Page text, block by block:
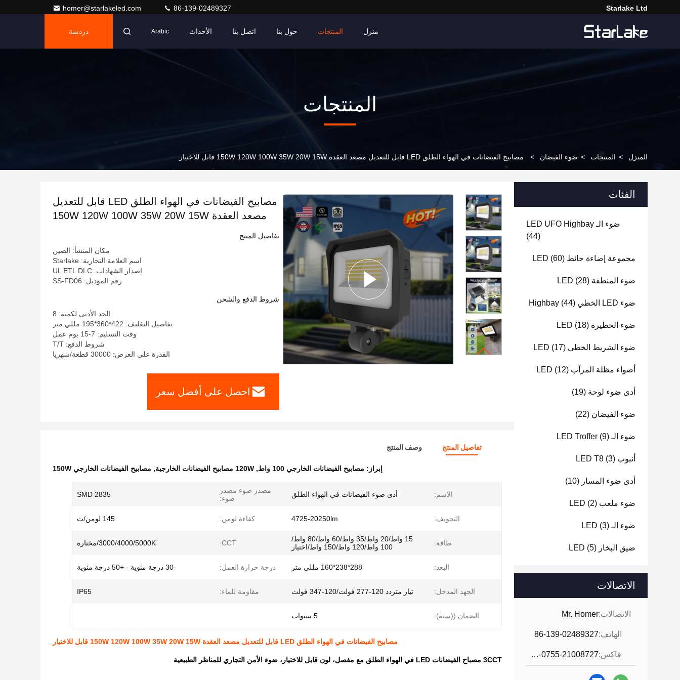
Starlake Ltd
homer@starlakeled.com 86-139-02489327
منزل المنتجات حول بنا اتصل بنا الأحداث Arabic دردشة
المنتجات
المنزل > المنتجات > ضوء الفيضان > مصابيح الفيضانات في الهواء الطلق LED قابل للتعديل مصعد العقدة 150W 120W 100W 35W 20W 15W قابل للاختيار
الفئات
ضوء الـ LED UFO Highbay
(44)
مجموعة إضاءة حائط LED (60)
ضوء المنطقة LED (28)
ضوء LED الخطي Highbay (44)
ضوء الحظيرة LED (18)
ضوء الشريط الخطي LED (17)
أضواء مظلة المرآب LED (12)
أدى ضوء لوحة (19)
ضوء الفيضان (22)
ضوء الـ LED Troffer (9)
أنبوب LED T8 (3)
أدى ضوء المسار (10)
ضوء ملعب LED (2)
ضوء الـ LED (3)
ضيق البخار LED (5)
الاتصالات
الاتصالات:Mr. Homer
الهاتف:86-139-02489327
فاكس: 86-0755-21008727
مصابيح الفيضانات في الهواء الطلق LED قابل للتعديل
مصعد العقدة 150W 120W 100W 35W 20W 15W
تفاصيل المنتج
مكان المنشأ: الصين
اسم العلامة التجارية: Starlake
إصدار الشهادات: UL ETL DLC
رقم الموديل: SS-FD06
شروط الدفع والشحن
الحد الأدنى لكمية: 8
تفاصيل التغليف: 422*360*195 مللي متر
وقت التسليم: 7-15 يوم عمل
شروط الدفع: T/T
القدرة على العرض: 30000 قطعة/شهريا
احصل على أفضل سعر
تفاصيل المنتج وصف المنتج
إبراز: مصابيح الفيضانات الخارجي 100 واط , 120W مصابيح الفيضانات الخارجية , مصابيح الفيضانات الخارجي 150W
الاسم: أدى ضوء الفيضانات في الهواء الطلق
مصدر ضوء مصدر
ضوء:
SMD 2835
التجويف: 4725-20250lm كفاءة لومن: 145 لومن/ث
طاقة:
15 واط/20 واط/35 واط/60 واط/80 واط/
100 واط/120 واط/150 واط/اختيار
CCT: 3000/4000/5000K/مختارة
البعد: 288*238*160 مللي متر درجة حرارة العمل: -30 درجة مئوية - +50 درجة مئوية
الجهد المدخل: تيار متردد 120-277 فولت/120-347 فولت مقاومة للماء: IP65
الضمان ((سنة): 5 سنوات
مصابيح الفيضانات في الهواء الطلق LED قابل للتعديل مصعد العقدة 150W 120W 100W 35W 20W 15W قابل للاختيار
3CCT مصباح الفيضانات LED في الهواء الطلق مع مفصل، لون قابل للاختيار، ضوء الأمن التجاري للمناظر الطبيعية